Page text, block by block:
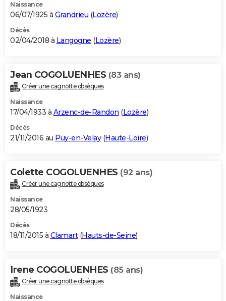
Naissance
06/07/1925 à Grandrieu (Lozère)
Décès
02/04/2018 à Langogne (Lozère)
Jean COGOLUENHES (83 ans)
Créer une cagnotte obsèques
Naissance
17/04/1933 à Arzenc-de-Randon (Lozère)
Décès
21/11/2016 au Puy-en-Velay(Haute-Loire)
Colette COGOLUENHES (92 ans)
Créer une cagnotte obsèques
Naissance
28/05/1923
Décès
18/11/2015 à Clamart(Hauts-de-Seine)
Irene COGOLUENHES (85 ans)
Créer une cagnotte obsèques
Naissance